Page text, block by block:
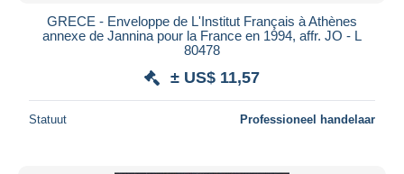
GRECE - Enveloppe de L'Institut Français à Athènes
annexe de Jannina pour la France en 1994, affr. JO - L
80478
± US$ 11,57
Statuut Professioneel handelaar